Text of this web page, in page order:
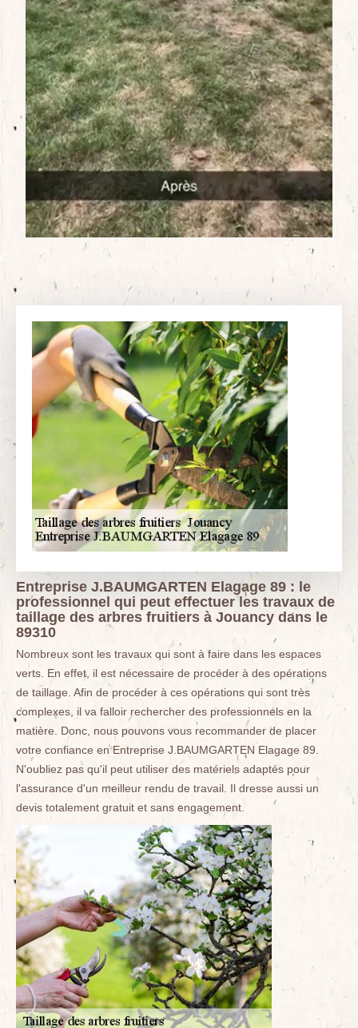
Entreprise J.BAUMGARTEN Elagage 89 : le
professionnel qui peut effectuer les travaux de
taillage des arbres fruitiers à Jouancy dans le
89310
Nombreux sont les travaux qui sont à faire dans les espaces
verts. En effet, il est nécessaire de procéder à des opérations
de taillage. Afin de procéder à ces opérations qui sont très
complexes, il va falloir rechercher des professionnels en la
matière. Donc, nous pouvons vous recommander de placer
votre confiance en Entreprise J.BAUMGARTEN Elagage 89.
N'oubliez pas qu'il peut utiliser des matériels adaptés pour
l'assurance d'un meilleur rendu de travail. Il dresse aussi un
devis totalement gratuit et sans engagement.